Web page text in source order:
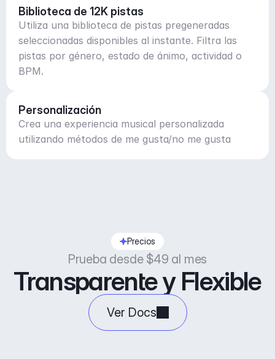
Biblioteca de 12K pistas
Utiliza una biblioteca de pistas pregeneradas
seleccionadas disponibles al instante. Filtra las
pistas por género, estado de ánimo, actividad o
BPM.
Personalización
Crea una experiencia musical personalizada
utilizando métodos de me gusta/no me gusta
Precios
Prueba desde $49 al mes
Transparente y Flexible
Ver Docs